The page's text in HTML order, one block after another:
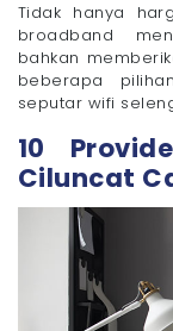
- 7.
- 8. Comet
- 9. CBN
- 10. MNC
Apakah Wifi
Tangga?
Cara agar
Bandwidth
Megavision
Tidak hanya
broadband
bahkan
beberapa
seputar wifi
10
Ciluncat